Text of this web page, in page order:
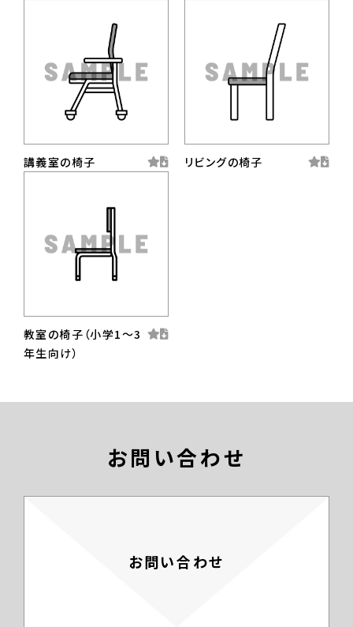
講義室の椅子 リビングの椅子
教室の椅子（小学1〜3
年生向け）
お問い合わせ
お問い合わせ